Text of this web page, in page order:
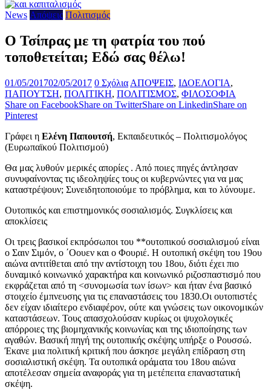
News Απόψεις Πολιτισμός
Ο Τσίπρας με τη φατρία του πού
τοποθετείται; Εδώ σας θέλω!
01/05/201702/05/2017 0 Σχόλια ΑΠΟΨΕΙΣ, ΙΔΟΕΛΟΓΙΑ,
ΠΑΠΟΥΤΣΗ, ΠΟΛΙΤΙΚΗ, ΠΟΛΙΤΙΣΜΟΣ, ΦΙΛΟΣΟΦΙΑ
Share on FacebookShare on TwitterShare on LinkedinShare on
Pinterest
Γράφει η Ελένη Παπουτσή, Εκπαιδευτικός – Πολιτισμολόγος
(Ευρωπαϊκού Πολιτισμού)
Θα μας λυθούν μερικές απορίες . Από ποιες πηγές άντλησαν
συνυφαίνοντας τις ιδεοληψίες τους οι κυβερνώντες για να μας
καταστρέψουν; Συνειδητοποιούμε το πρόβλημα, και το λύνουμε.
Ουτοπικός και επιστημονικός σοσιαλισμός. Συγκλίσεις και
αποκλίσεις
Οι τρεις βασικοί εκπρόσωποι του **ουτοπικού σοσιαλισμού είναι
ο Σαιν Σιμόν, ο ΄Οουεν και ο Φουριέ. Η ουτοπική σκέψη του 19ου
αιώνα αντιτίθεται από την αντίστοιχη του 18ου, διότι έχει πιο
δυναμικό κοινωνικό χαρακτήρα και κοινωνικό ριζοσπαστισμό που
εκφράζεται από τη <συνομωσία των ίσων> και ήταν ένα βασικό
στοιχείο έμπνευσης για τις επαναστάσεις του 1830.Οι ουτοπιστές
δεν είχαν ιδιαίτερο ενδιαφέρον, ούτε και γνώσεις των οικονομικών
καταστάσεων. Τους απασχολούσαν κυρίως οι ψυχολογικές
απόρροιες της βιομηχανικής κοινωνίας και της ιδιοποίησης των
αγαθών. Βασική πηγή της ουτοπικής σκέψης υπήρξε ο Ρουσσώ.
Έκανε μια πολιτική κριτική που άσκησε μεγάλη επίδραση στη
σοσιαλιστική σκέψη. Τα ουτοπικά οράματα του 18ου αιώνα
αποτέλεσαν σημεία αναφοράς για τη μετέπειτα επαναστατική
σκέψη.